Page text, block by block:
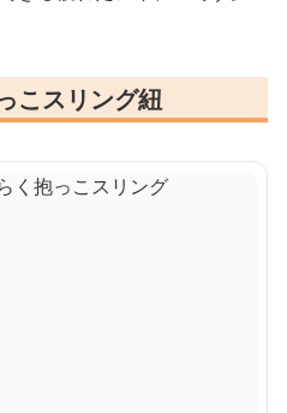
こスリング紐